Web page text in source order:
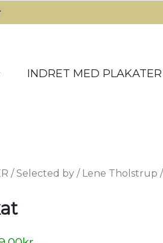
INDRET MED PLAKATER
/Selected by / Lene Tholstrup